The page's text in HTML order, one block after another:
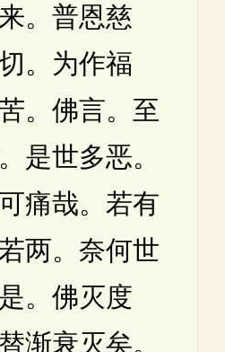
。普恩慈
。为作福
。佛言。至
是世多恶。
痛哉。若有
两。奈何世
。佛灭度
渐衰灭矣。